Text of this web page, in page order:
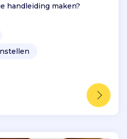
handleiding maken?